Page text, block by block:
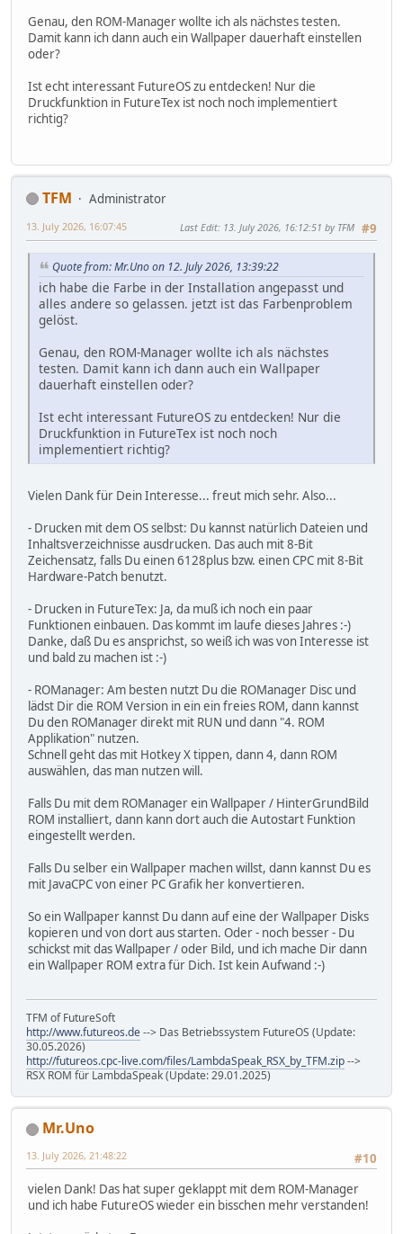
Genau, den ROM-Manager wollte ich als nächstes testen.
Damit kann ich dann auch ein Wallpaper dauerhaft einstellen
oder?
Ist echt interessant FutureOS zu entdecken! Nur die
Druckfunktion in FutureTex ist noch noch implementiert
richtig?
TFM
Administrator
#9
13. July 2026, 16:07:45 Last Edit: 13. July 2026, 16:12:51 by TFM
Quote from: Mr.Uno on 12. July 2026, 13:39:22
ich habe die Farbe in der Installation angepasst und
alles andere so gelassen. jetzt ist das Farbenproblem
gelöst.
Genau, den ROM-Manager wollte ich als nächstes
testen. Damit kann ich dann auch ein Wallpaper
dauerhaft einstellen oder?
Ist echt interessant FutureOS zu entdecken! Nur die
Druckfunktion in FutureTex ist noch noch
implementiert richtig?
Vielen Dank für Dein Interesse... freut mich sehr. Also...
- Drucken mit dem OS selbst: Du kannst natürlich Dateien und
Inhaltsverzeichnisse ausdrucken. Das auch mit 8-Bit
Zeichensatz, falls Du einen 6128plus bzw. einen CPC mit 8-Bit
Hardware-Patch benutzt.
- Drucken in FutureTex: Ja, da muß ich noch ein paar
Funktionen einbauen. Das kommt im laufe dieses Jahres :-)
Danke, daß Du es ansprichst, so weiß ich was von Interesse ist
und bald zu machen ist :-)
- ROManager: Am besten nutzt Du die ROManager Disc und
lädst Dir die ROM Version in ein ein freies ROM, dann kannst
Du den ROManager direkt mit RUN und dann "4. ROM
Applikation" nutzen.
Schnell geht das mit Hotkey X tippen, dann 4, dann ROM
auswählen, das man nutzen will.
Falls Du mit dem ROManager ein Wallpaper / HinterGrundBild
ROM installiert, dann kann dort auch die Autostart Funktion
eingestellt werden.
Falls Du selber ein Wallpaper machen willst, dann kannst Du es
mit JavaCPC von einer PC Grafik her konvertieren.
So ein Wallpaper kannst Du dann auf eine der Wallpaper Disks
kopieren und von dort aus starten. Oder - noch besser - Du
schickst mit das Wallpaper / oder Bild, und ich mache Dir dann
ein Wallpaper ROM extra für Dich. Ist kein Aufwand :-)
TFM of FutureSoft
http://www.futureos.de--> Das Betriebssystem FutureOS (Update:
30.05.2026)
http://futureos.cpc-live.com/files/LambdaSpeak_RSX_by_TFM.zip-->
RSX ROM für LambdaSpeak (Update: 29.01.2025)
Mr.Uno
#10
13. July 2026, 21:48:22
vielen Dank! Das hat super geklappt mit dem ROM-Manager
und ich habe FutureOS wieder ein bisschen mehr verstanden!